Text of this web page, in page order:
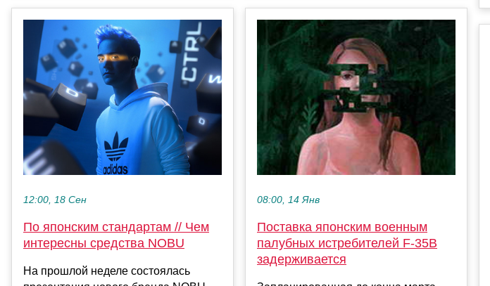
12:00, 18 Сен
По японским стандартам // Чем
интересны средства NOBU
На прошлой неделе состоялась
08:00, 14 Янв
Поставка японским военным
палубных истребителей F-35B
задерживается